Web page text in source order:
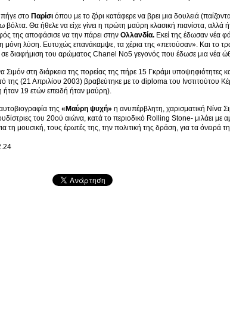
στο Παρίσι όπου με το ζόρι κατάφερε να βρει μια δουλειά
βόλτα. Θα ήθελε να είχε γίνει η πρώτη μαύρη κλασική πιανίστα, αλλά
της αποφάσισε να την πάρει στην Ολλανδία. Εκεί της έδωσαν νέα
μόνη λύση. Ευτυχώς επανάκαμψε, τα χέρια της «πετούσαν». Και το
διαφήμιση του αρώματος Chanel No5 γεγονός που έδωσε μια νέα
Σιμόν στη διάρκεια της πορείας της πήρε 15 Γκράμι
της (21 Απριλίου 2003) βραβεύτηκε με το diploma του Ινστιτούτου
ήταν 19 ετών επειδή ήταν μαύρη).
της «Μαύρη ψυχή» η ανυπέρβλητη, χαρισματική Νίνα
του 20ού αιώνα, κατά το περιοδικό Rolling Stone- μιλάει
τη μουσική, τους έρωτές της, την πολιτική της δράση, για τα όνειρά